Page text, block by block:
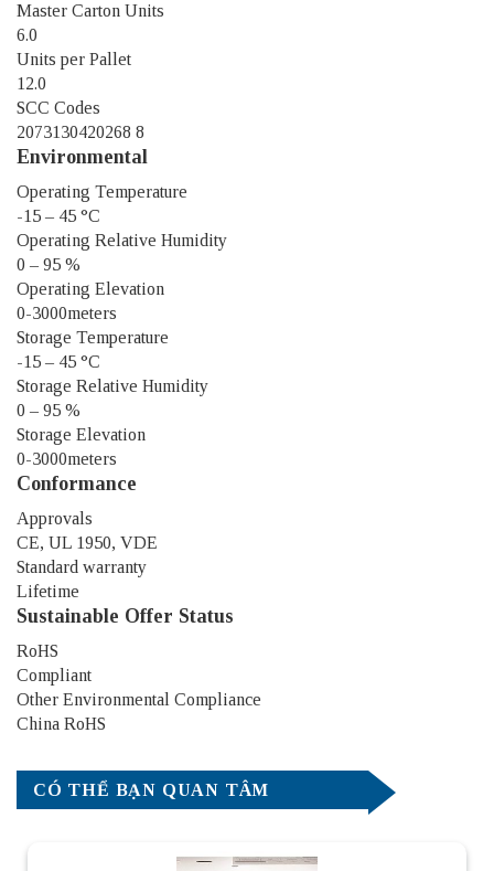
Master Carton Units
6.0
Units per Pallet
12.0
SCC Codes
2073130420268 8
Environmental
Operating Temperature
-15 – 45 °C
Operating Relative Humidity
0 – 95 %
Operating Elevation
0-3000meters
Storage Temperature
-15 – 45 °C
Storage Relative Humidity
0 – 95 %
Storage Elevation
0-3000meters
Conformance
Approvals
CE, UL 1950, VDE
Standard warranty
Lifetime
Sustainable Offer Status
RoHS
Compliant
Other Environmental Compliance
China RoHS
CÓ THỂ BẠN QUAN TÂM